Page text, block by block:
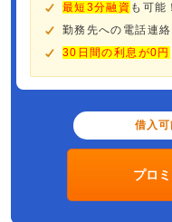
最短3分融資 も可能！
勤務先への電話連
30日間の利息が0円
借入
プロ